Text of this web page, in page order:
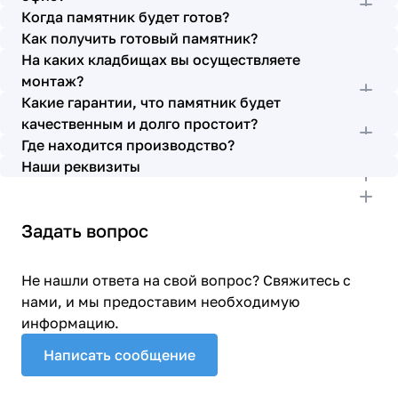
качественно. Я присутствовала при монтаже,
ребят это нисколько не смутило. Они, как и
Елена Николаевна, ответили на все мои вопросы,
которые возникли в процессе. Спасибо.
Выражаю благодарность от имени всей нашей
семьи за выполнение заказа в срок и
качественно. К руководству просьба по-
возможности премировать работников.
Когда памятник будет готов?
Как получить готовый памятник?
На каких кладбищах вы осуществляете
монтаж?
Какие гарантии, что памятник будет
качественным и долго простоит?
Где находится производство?
Наши реквизиты
Задать вопрос
Не нашли ответа на свой вопрос? Свяжитесь с
нами, и мы предоставим необходимую
информацию.
Написать сообщение